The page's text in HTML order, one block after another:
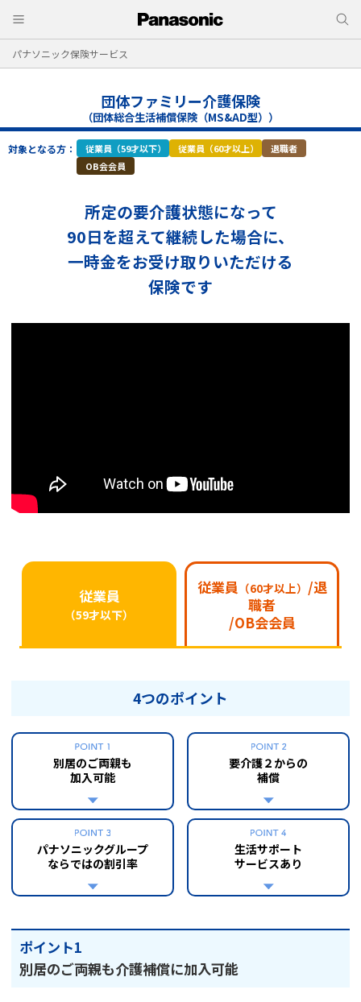
パナソニック保険サービス
団体ファミリー介護保険
（団体総合生活補償保険（MS&AD型））
対象となる方： 従業員（59才以下） 従業員（60才以上）
退職者
OB会会員
所定の要介護状態になって
90日を超えて継続した場合に、
一時金をお受け取りいただける
保険です
従業員
（59才以下）
従業員 （60才以上） /退
職者
/OB会会員
4つのポイント
別居のご両親も
加入可能
要介護２からの
補償
パナソニックグループ
ならではの割引率
生活サポート
サービスあり
ポイント1
別居のご両親も介護補償に加入可能